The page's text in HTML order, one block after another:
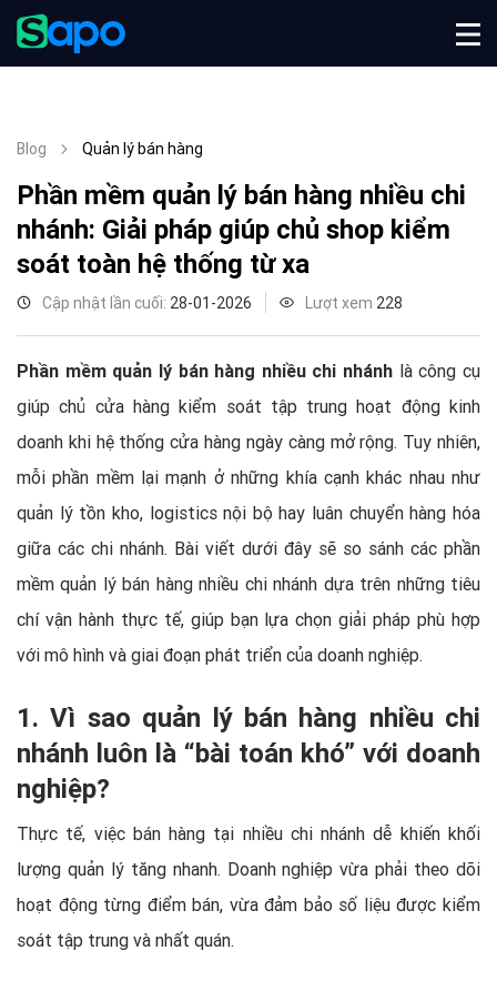
Blog Quản lý bán hàng
Phần mềm quản lý bán hàng nhiều chi
nhánh: Giải pháp giúp chủ shop kiểm
soát toàn hệ thống từ xa
Cập nhật lần cuối: 28-01-2026 Lượt xem 228
Phần mềm quản lý bán hàng nhiều chi nhánh là công cụ
giúp chủ cửa hàng kiểm soát tập trung hoạt động kinh
doanh khi hệ thống cửa hàng ngày càng mở rộng. Tuy nhiên,
mỗi phần mềm lại mạnh ở những khía cạnh khác nhau như
quản lý tồn kho, logistics nội bộ hay luân chuyển hàng hóa
giữa các chi nhánh. Bài viết dưới đây sẽ so sánh các phần
mềm quản lý bán hàng nhiều chi nhánh dựa trên những tiêu
chí vận hành thực tế, giúp bạn lựa chọn giải pháp phù hợp
với mô hình và giai đoạn phát triển của doanh nghiệp.
1. Vì sao quản lý bán hàng nhiều chi
nhánh luôn là “bài toán khó” với doanh
nghiệp?
Thực tế, việc bán hàng tại nhiều chi nhánh dễ khiến khối
lượng quản lý tăng nhanh. Doanh nghiệp vừa phải theo dõi
hoạt động từng điểm bán, vừa đảm bảo số liệu được kiểm
soát tập trung và nhất quán.